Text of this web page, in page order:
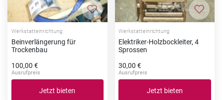
Zur Merkliste hinzufügen
Werkstatteinrichtung
Beinverlängerung für
Trockenbau
100,00 €
Ausrufpreis
Jetzt bieten
Zur
Werkstatteinrichtung
Elektriker-Holzbockleiter, 4
Sprossen
30,00 €
Ausrufpreis
Jetzt bieten